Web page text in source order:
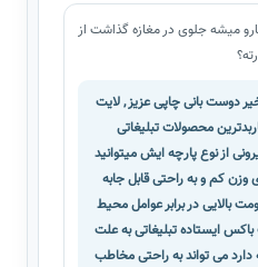
میشه جلوی در مغازه گذاشت از
دوست بانی چاپی عزیز , لایت
محصولات تبلیغاتی
از نوع پارچه ایش میتوانید
وزن کم و به راحتی قابل جابه
بالایی در برابر عوامل محیط
باکس ایستاده تبلیغاتی به علت
دارد می تواند به راحتی مخاطب